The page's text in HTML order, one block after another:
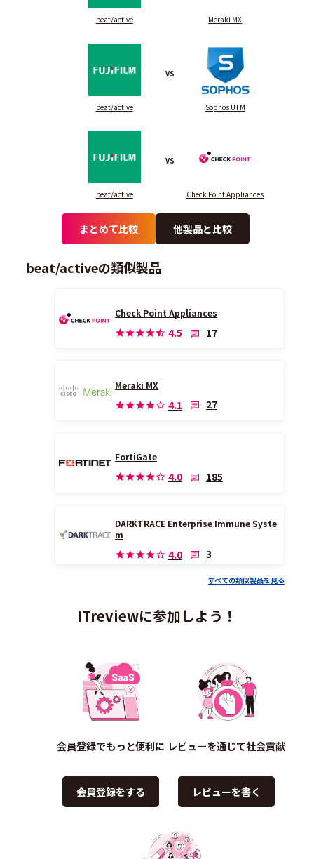
beat/active Meraki MX
beat/active
VS
Sophos UTM
beat/active
VS
Check Point Appliances
まとめて比較 他製品と比較
beat/activeの類似製品
Check Point Appliances
4.5 17
Meraki MX
4.1 27
FortiGate
4.0 185
DARKTRACE Enterprise Immune Syste
m
4.0 3
すべての類似製品を見る
ITreviewに参加しよう！
会員登録でもっと便利に
会員登録をする
レビューを通じて社会貢献
レビューを書く